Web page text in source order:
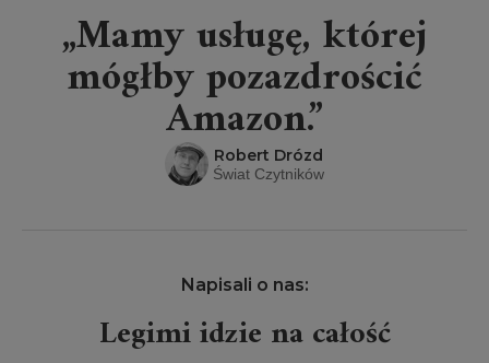
„Mamy usługę, której
mógłby pozazdrościć
Amazon.”
Robert Drózd
Świat Czytników
Napisali o nas:
Legimi idzie na całość